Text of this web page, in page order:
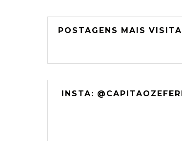
POSTAGENS MAIS
INSTA: